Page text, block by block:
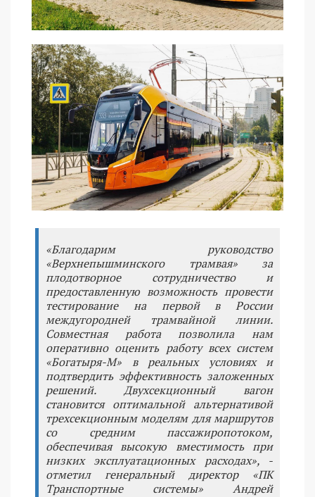
«Благодарим руководство
«Верхнепышминского трамвая» за
плодотворное сотрудничество и
предоставленную возможность провести
тестирование на первой в России
междугородней трамвайной линии.
Совместная работа позволила нам
оперативно оценить работу всех систем
«Богатыря-М» в реальных условиях и
подтвердить эффективность заложенных
решений. Двухсекционный вагон
становится оптимальной альтернативой
трехсекционным моделям для маршрутов
со средним пассажиропотоком,
обеспечивая высокую вместимость при
низких эксплуатационных расходах», -
отметил генеральный директор «ПК
Транспортные системы» Андрей